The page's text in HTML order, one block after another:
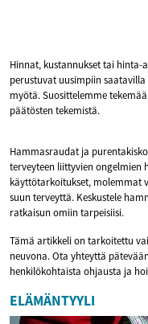
Hinnat, kustannukset tai
perustuvat uusimpiin
myötä. Suosittelemme
päätösten tekemistä.
Hammasraudat ja
terveyteen liittyvien ongelmien
käyttötarkoitukset, molemmat
suun terveyttä. Keskustele
ratkaisun omiin tarpeisiisi.
Tämä artikkeli on tarkoitettu
neuvona. Ota yhteyttä
henkilökohtaista ohjausta ja
ELÄMÄNTYYLI